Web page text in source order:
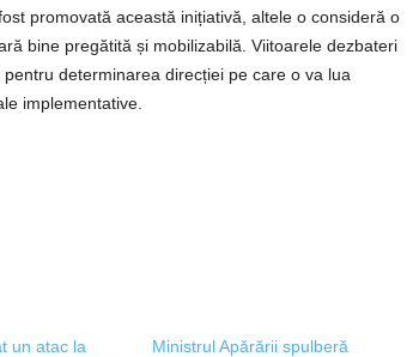
promovată această inițiativă, altele o consideră o
bine pregătită și mobilizabilă. Viitoarele dezbateri
determinarea direcției pe care o va lua
implementative.
un atac la
Ministrul Apărării spulberă